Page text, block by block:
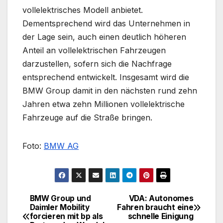
vollelektrisches Modell anbietet.
Dementsprechend wird das Unternehmen in
der Lage sein, auch einen deutlich höheren
Anteil an vollelektrischen Fahrzeugen
darzustellen, sofern sich die Nachfrage
entsprechend entwickelt. Insgesamt wird die
BMW Group damit in den nächsten rund zehn
Jahren etwa zehn Millionen vollelektrische
Fahrzeuge auf die Straße bringen.
Foto: BMW AG
Beitragsnavigation
VDA: Autonomes
Fahren braucht eine
schnelle Einigung
BMW Group und
Daimler Mobility
forcieren mit bp als